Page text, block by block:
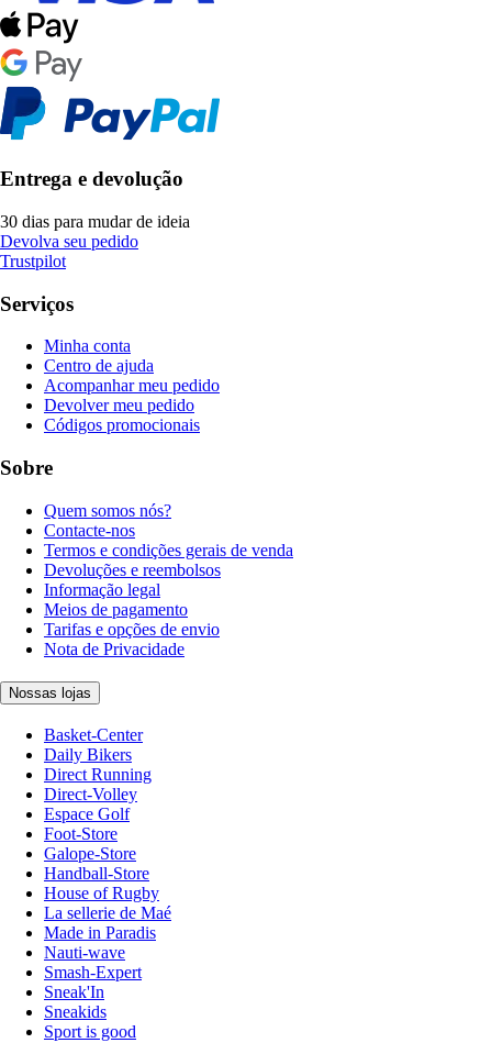
Entrega e devolução
30 dias para mudar de ideia
Devolva seu pedido
Trustpilot
Serviços
Minha conta
Centro de ajuda
Acompanhar meu pedido
Devolver meu pedido
Códigos promocionais
Sobre
Quem somos nós?
Contacte-nos
Termos e condições gerais de venda
Devoluções e reembolsos
Informação legal
Meios de pagamento
Tarifas e opções de envio
Nota de Privacidade
Nossas lojas
Basket-Center
Daily Bikers
Direct Running
Direct-Volley
Espace Golf
Foot-Store
Galope-Store
Handball-Store
House of Rugby
La sellerie de Maé
Made in Paradis
Nauti-wave
Smash-Expert
Sneak'In
Sneakids
Sport is good